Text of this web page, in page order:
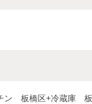
ン 板橋区+冷蔵庫